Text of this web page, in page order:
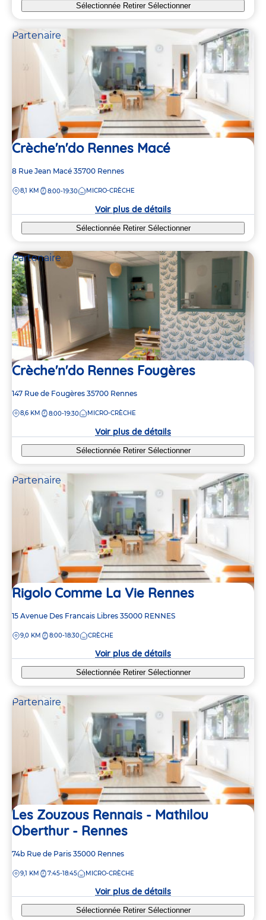
Sélectionnée Retirer Sélectionner
Partenaire
Crèche'n'do Rennes Macé
Adresse
la
8 Rue Jean Macé 35700 Rennes
DISTANCE
8,1 KM 8:00-19:30 MICRO-CRÈCHE
Voir plus de détails
Sélectionnée Retirer Sélectionner
Partenaire
Crèche'n'do Rennes Fougères
Adresse
la
147 Rue de Fougères 35700 Rennes
DISTANCE
8,6 KM 8:00-19:30 MICRO-CRÈCHE
Voir plus de détails
Sélectionnée Retirer Sélectionner
Partenaire
Rigolo Comme La Vie Rennes
Adresse
la
15 Avenue Des Francais Libres 35000 RENNES
DISTANCE
9,0 KM 8:00-18:30 CRÈCHE
Voir plus de détails
Sélectionnée Retirer Sélectionner
Partenaire
Les Zouzous Rennais - Mathilou
Oberthur - Rennes
Adresse
la
74b Rue de Paris 35000 Rennes
DISTANCE
9,1 KM 7:45-18:45 MICRO-CRÈCHE
Voir plus de détails
Sélectionnée Retirer Sélectionner